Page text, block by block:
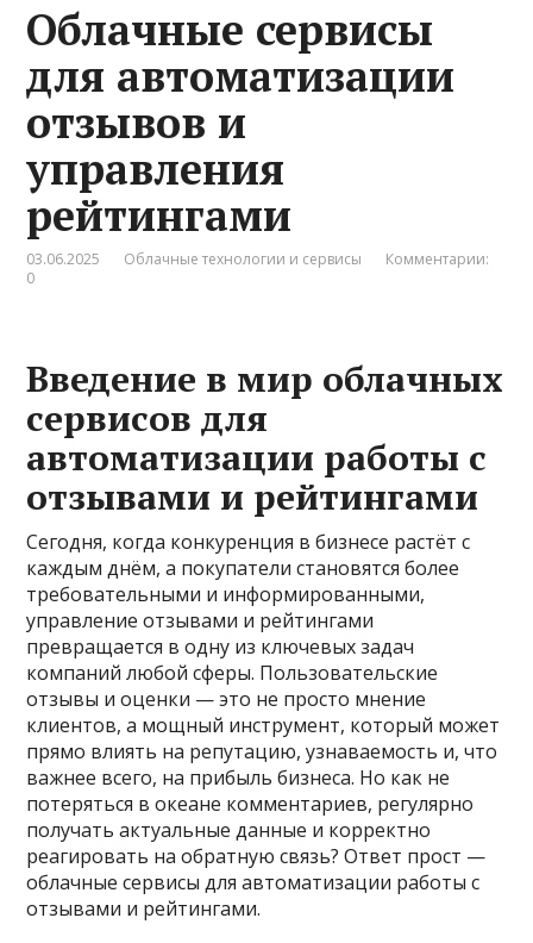
Облачные сервисы
для автоматизации
отзывов и
управления
рейтингами
03.06.2025 Облачные технологии и сервисы
Комментарии:
0
Введение в мир облачных
сервисов для
автоматизации работы с
отзывами и рейтингами
Сегодня, когда конкуренция в бизнесе растёт с
каждым днём, а покупатели становятся более
требовательными и информированными,
управление отзывами и рейтингами
превращается в одну из ключевых задач
компаний любой сферы. Пользовательские
отзывы и оценки — это не просто мнение
клиентов, а мощный инструмент, который может
прямо влиять на репутацию, узнаваемость и, что
важнее всего, на прибыль бизнеса. Но как не
потеряться в океане комментариев, регулярно
получать актуальные данные и корректно
реагировать на обратную связь? Ответ прост —
облачные сервисы для автоматизации работы с
отзывами и рейтингами.